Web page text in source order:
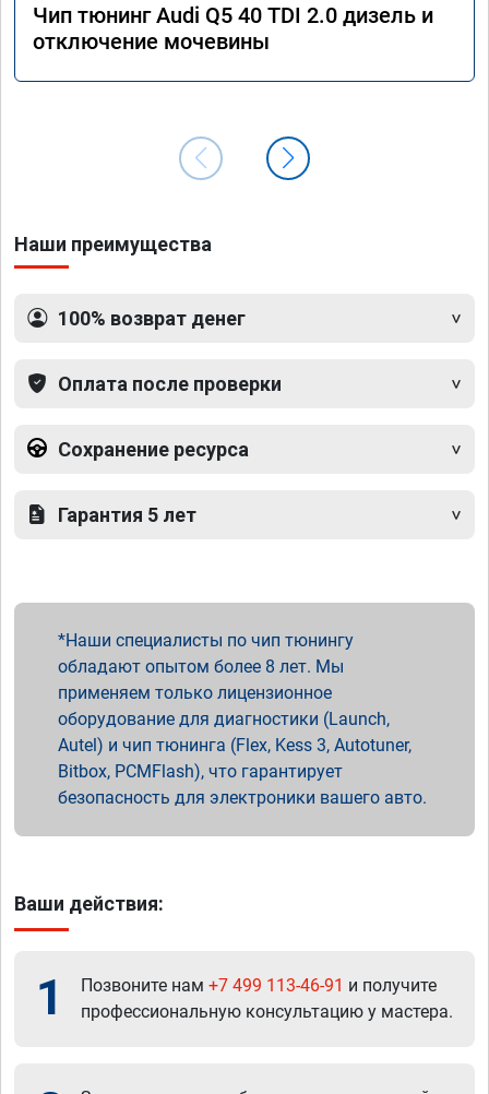
Чип тюнинг Audi Q5 40 TDI 2.0 дизель и
отключение мочевины
Наши преимущества
100% возврат денег
Оплата после проверки
Сохранение ресурса
Гарантия 5 лет
Наши специалисты по чип тюнингу
обладают опытом более 8 лет. Мы
применяем только лицензионное
оборудование для диагностики (Launch,
Autel) и чип тюнинга (Flex, Kess 3, Autotuner,
Bitbox, PCMFlash), что гарантирует
безопасность для электроники вашего авто.
Ваши действия:
1 Позвоните нам +7 499 113-46-91 и получите
профессиональную консультацию у мастера.